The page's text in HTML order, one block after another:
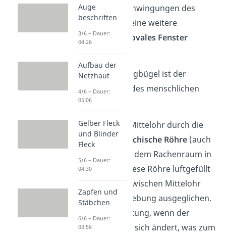
übertragen die Schwingungen des
Trommelfells auf eine weitere
Membran, die du
ovales Fenster
Übrigens:Der Steigbügel ist der
kleinste Knochen des menschlichen
Körpers.
Zudem steht das Mittelohr durch die
sogenannteEustachische Röhre (auch
Ohrtrompete) mit dem Rachenraum in
Verbindung. Da diese Röhre luftgefüllt
ist, ist der Druck zwischen Mittelohr
und äußerer Umgebung ausgeglichen.
Das ist von Bedeutung, wenn der
Umgebungsdruck sich ändert, was zum
Auge
beschriften
3/6 – Dauer:
04:26
Aufbau der
Netzhaut
4/6 – Dauer:
05:06
Gelber Fleck
und Blinder
Fleck
5/6 – Dauer:
04:30
Zapfen und
Stäbchen
6/6 – Dauer:
03:56